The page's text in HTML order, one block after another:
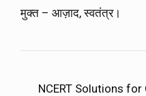
मुक्त – आज़ाद, स्वतंत्र।
NCERT Solutions